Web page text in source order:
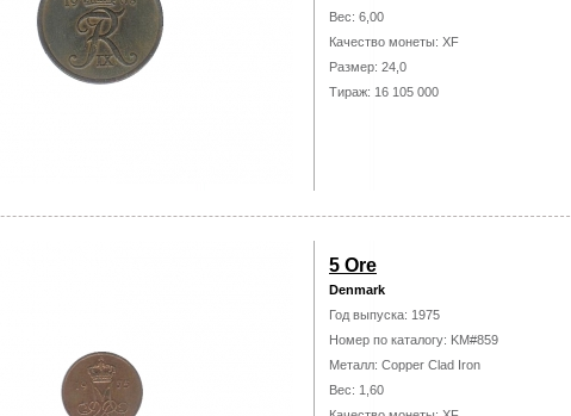
Вес: 6,00
Качество монеты: XF
Размер: 24,0
Тираж: 16 105 000
5 Ore
Denmark
Год выпуска: 1975
Номер по каталогу: KM#859
Металл: Copper Clad Iron
Вес: 1,60